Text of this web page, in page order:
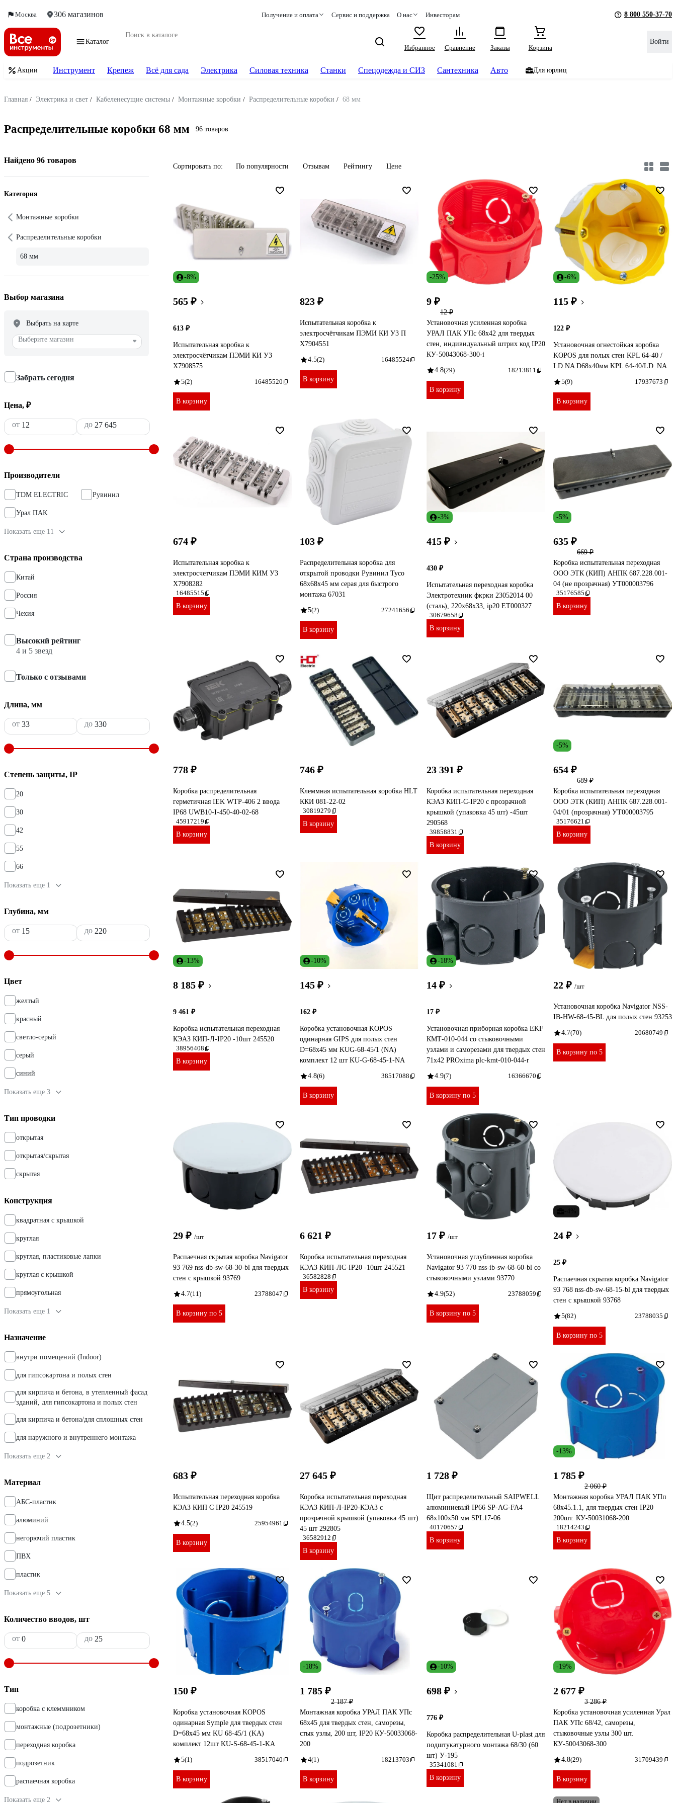
Москва 306 магазинов Получение и оплата Сервис и поддержка О нас Инвесторам 8 800 550-37-70
Каталог
Избранное
Сравнение Заказы Корзина
Войти
Акции Инструмент Крепеж Всё для сада Электрика Силовая техника Станки Спецодежда и СИЗ Сантехника Авто Для юрлиц
Главная / Электрика и свет / Кабеленесущие системы / Монтажные коробки / Распределительные коробки / 68 мм
Распределительные коробки 68 мм 96 товаров
Найдено 96 товаров
Категория
Монтажные коробки
Распределительные коробки
68 мм
Выбор магазина
Выбрать на карте
Выберите магазин
Забрать сегодня
Цена, ₽
от до
Производители
TDM ELECTRIC Рувинил
Урал ПАК
Показать еще 11
Страна производства
Китай
Россия
Чехия
Высокий рейтинг
4 и 5 звезд
Только с отзывами
Длина, мм
от до
Степень защиты, IP
20
30
42
55
66
Показать еще 1
Глубина, мм
от до
Цвет
желтый
красный
светло-серый
серый
синий
Показать еще 3
Тип проводки
открытая
открытая/скрытая
скрытая
Конструкция
квадратная с крышкой
круглая
круглая, пластиковые лапки
круглая с крышкой
прямоугольная
Показать еще 1
Назначение
внутри помещений (Indoor)
для гипсокартона и полых стен
для кирпича и бетона, в утепленный фасад
зданий, для гипсокартона и полых стен
для кирпича и бетона/для сплошных стен
для наружного и внутреннего монтажа
Показать еще 2
Материал
АБС-пластик
алюминий
негорючий пластик
ПВХ
пластик
Показать еще 5
Количество вводов, шт
от до
Тип
коробка с клеммником
монтажные (подрозетники)
переходная коробка
подрозетник
распаечная коробка
Показать еще 2
Сортировать по: По популярности Отзывам Рейтингу Цене
-8%
565 ₽
613 ₽
Испытательная коробка к
электросчётчикам ПЭМИ КИ У3
X7908575
5(2) 16485520
В корзину
823 ₽
Испытательная коробка к
электросчётчикам ПЭМИ КИ У3 П
X7904551
4.5(2) 16485524
В корзину
-25%
9 ₽
12 ₽
Установочная усиленная коробка
УРАЛ ПАК УПс 68х42 для твердых
стен, индивидуальный штрих код IP20
КУ-50043068-300-i
4.8(29) 18213811
В корзину
-6%
115 ₽
122 ₽
Установочная огнестойкая коробка
KOPOS для полых стен KPL 64-40 /
LD NA D68х40мм KPL 64-40/LD_NA
5(9) 17937673
В корзину
674 ₽
Испытательная коробка к
электросчетчикам ПЭМИ КИМ У3
X7908282
16485515
В корзину
103 ₽
Распределительная коробка для
открытой проводки Рувинил Тусо
68x68x45 мм серая для быстрого
монтажа 67031
5(2) 27241656
В корзину
-3%
415 ₽
430 ₽
Испытательная переходная коробка
Электротехник фкрки 23052014 00
(сталь), 220x68x33, ip20 ET000327
30679658
В корзину
-5%
635 ₽
669 ₽
Коробка испытательная переходная
ООО ЭТК (КИП) АНПК 687.228.001-
04 (не прозрачная) УТ000003796
35176585
В корзину
778 ₽
Коробка распределительная
герметичная IEK WTP-406 2 ввода
IP68 UWB10-I-450-40-02-68
45917219
В корзину
746 ₽
Клеммная испытательная коробка HLT
ККИ 081-22-02
30819279
В корзину
23 391 ₽
Коробка испытательная переходная
КЭАЗ КИП-С-IP20 с прозрачной
крышкой (упаковка 45 шт) -45шт
290568
39858831
В корзину
-5%
654 ₽
689 ₽
Коробка испытательная переходная
ООО ЭТК (КИП) АНПК 687.228.001-
04/01 (прозрачная) УТ000003795
35176621
В корзину
-13%
8 185 ₽
9 461 ₽
Коробка испытательная переходная
КЭАЗ КИП-Л-IP20 -10шт 245520
38956408
В корзину
-10%
145 ₽
162 ₽
Коробка установочная KOPOS
одинарная GIPS для полых стен
D=68x45 мм KUG-68-45/1 (NA)
комплект 12 шт KU-G-68-45-1-NA
4.8(6) 38517088
В корзину
-18%
14 ₽
17 ₽
Установочная приборная коробка EKF
КМТ-010-044 со стыковочными
узлами и саморезами для твердых стен
71х42 PROxima plc-kmt-010-044-r
4.9(7) 16366670
В корзину по 5
22 ₽ /шт
Установочная коробка Navigator NSS-
IB-HW-68-45-BL для полых стен 93253
4.7(70) 20680749
В корзину по 5
29 ₽ /шт
Распаечная скрытая коробка Navigator
93 769 nss-db-sw-68-30-bl для твердых
стен с крышкой 93769
4.7(11) 23788047
В корзину по 5
6 621 ₽
Коробка испытательная переходная
КЭАЗ КИП-ЛС-IP20 -10шт 245521
36582828
В корзину
17 ₽ /шт
Установочная углубленная коробка
Navigator 93 770 nss-ib-sw-68-60-bl со
стыковочными узлами 93770
4.9(52) 23788059
В корзину по 5
24 ₽
25 ₽
Распаечная скрытая коробка Navigator
93 768 nss-db-sw-68-15-bl для твердых
стен с крышкой 93768
5(82) 23788035
В корзину по 5
683 ₽
Испытательная переходная коробка
КЭАЗ КИП С IP20 245519
4.5(2) 25954961
В корзину
27 645 ₽
Коробка испытательная переходная
КЭАЗ КИП-Л-IP20-КЭАЗ с
прозрачной крышкой (упаковка 45 шт)
45 шт 292805
36582912
В корзину
1 728 ₽
Щит распределительный SAIPWELL
алюминиевый IP66 SP-AG-FA4
68x100x50 мм SPL17-06
40170657
В корзину
-13%
1 785 ₽
2 060 ₽
Монтажная коробка УРАЛ ПАК УПп
68х45.1.1, для твердых стен IP20
200шт. КУ-50031068-200
18214243
В корзину
150 ₽
Коробка установочная KOPOS
одинарная Symple для твердых стен
D=68x45 мм KU 68-45/1 (KA)
комплект 12шт KU-S-68-45-1-KA
5(1) 38517040
В корзину
-18%
1 785 ₽
2 187 ₽
Монтажная коробка УРАЛ ПАК УПс
68х45 для твердых стен, саморезы,
стык узлы, 200 шт, IP20 КУ-50033068-
200
4(1) 18213703
В корзину
-10%
698 ₽
776 ₽
Коробка распределительная U-plast для
подштукатурного монтажа 68/30 (60
шт) У-195
35341081
В корзину
-19%
2 677 ₽
3 286 ₽
Коробка установочная усиленная Урал
ПАК УПс 68/42, саморезы,
стыковочные узлы 300 шт.
КУ-50043068-300
4.8(29) 31709439
В корзину
Нет в наличии